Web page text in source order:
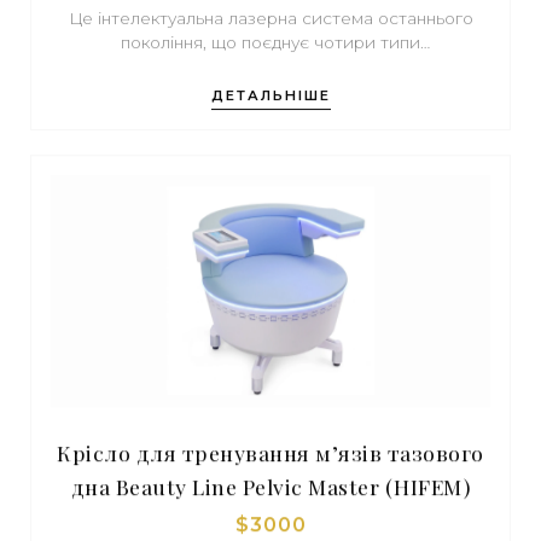
Це інтелектуальна лазерна система останнього
покоління, що поєднує чотири типи
комбінації хвиль 755, 808, 940 та 1064 нм, апарат
ефективно працює з будь-яким кольором волосся
ДЕТАЛЬНІШЕ
Крісло для тренування м’язів тазового
дна Beauty Line Pelvic Master (HIFEM)
$3000